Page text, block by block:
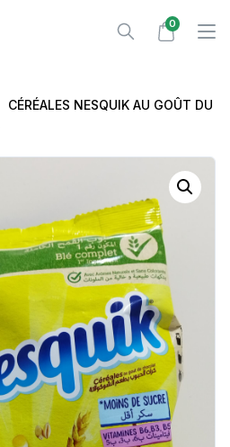
0
CÉRÉALES NESQUIK AU GOÛT DU